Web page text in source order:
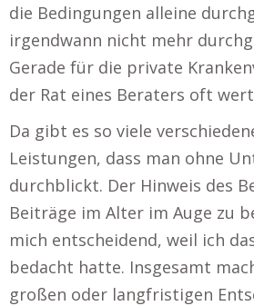
die Bedingungen alleine
irgendwann nicht mehr
Gerade für die private
der Rat eines Beraters oft
Da gibt es so viele
Leistungen, dass man ohne
durchblickt. Der Hinweis des
Beiträge im Alter im Auge zu
mich entscheidend, weil ich
bedacht hatte. Insgesamt
großen oder langfristigen